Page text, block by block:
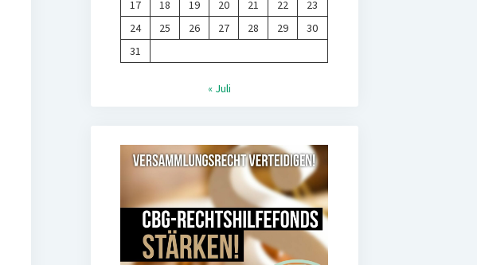
17
18 19 20 21 22
23
24
25 26 27 28 29
30
31
« Juli